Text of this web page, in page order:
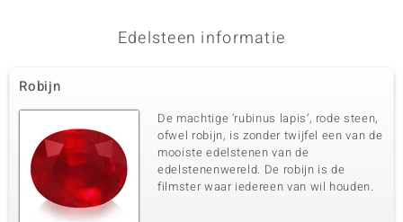
Edelsteen exact
Zirkoon 4 à 1 mm
Karaatgewicht som
0,027 ct
Slijpvorm
Rond geslepen
Zetting
Prong
Herkomst
Cambodja
Edelsteen informatie
Robijn
De machtige ‘rubinus lapis’, rode steen,
ofwel robijn, is zonder twijfel een van de
mooiste edelstenen van de
edelstenenwereld. De robijn is de
filmster waar iedereen van wil houden.